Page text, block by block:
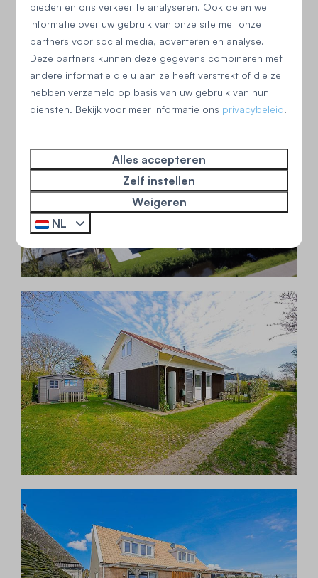
Sie suchen ein Ferienhaus am Meer mit einem Garten,
den Sie wirklich genießen können? Entdecken Sie das
Angebot von Vrijheid aan de Kust und erleben Sie, wie
schön das Leben im Freien an der nordholländischen
Küste sein kann.
bieden en ons verkeer te analyseren. Ook delen we
informatie over uw gebruik van onze site met onze
partners voor social media, adverteren en analyse.
Deze partners kunnen deze gegevens combineren met
andere informatie die u aan ze heeft verstrekt of die ze
hebben verzameld op basis van uw gebruik van hun
diensten. Bekijk voor meer informatie ons privacybeleid.
Alles accepteren
Zelf instellen
Weigeren
NL